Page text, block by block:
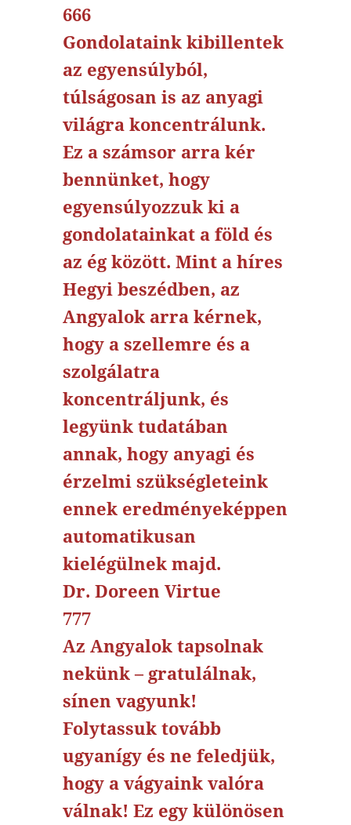
666
Gondolataink kibillentek
az egyensúlyból,
túlságosan is az anyagi
világra koncentrálunk.
Ez a számsor arra kér
bennünket, hogy
egyensúlyozzuk ki a
gondolatainkat a föld és
az ég között. Mint a híres
Hegyi beszédben, az
Angyalok arra kérnek,
hogy a szellemre és a
szolgálatra
koncentráljunk, és
legyünk tudatában
annak, hogy anyagi és
érzelmi szükségleteink
ennek eredményeképpen
automatikusan
kielégülnek majd.
Dr. Doreen Virtue
777
Az Angyalok tapsolnak
nekünk – gratulálnak,
sínen vagyunk!
Folytassuk tovább
ugyanígy és ne feledjük,
hogy a vágyaink valóra
válnak! Ez egy különösen